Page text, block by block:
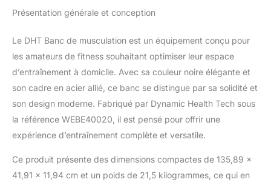
l'entraînement. Il vous suffit de tirer la barre
vous convient. Rangement pliable : le banc
d'entraînement réglable pour salle de sport à
domicile peut être rapidement plié en
quelques étapes simples. Rangé suspendu,
droit ou horizontalement selon vos besoins,
une fois plié, il mesure seulement 135,9 x
41,9 x 12,2 cm, car il peut facilement
s'adapter dans les espaces restreints.
musculation réglable pour dossier et siège
de gym à domicile est fabriqué en cuir PU
Présentation générale et conception
Le DHT Banc de musculation est un équipement conçu pour
les amateurs de fitness souhaitant optimiser leur espace
d’entraînement à domicile. Avec sa couleur noire élégante et
son cadre en acier allié, ce banc se distingue par sa solidité et
son design moderne. Fabriqué par Dynamic Health Tech sous
la référence WEBE40020, il est pensé pour offrir une
expérience d’entraînement complète et versatile.
Ce produit présente des dimensions compactes de 135,89 x
41,91 x 11,94 cm et un poids de 21,5 kilogrammes, ce qui en